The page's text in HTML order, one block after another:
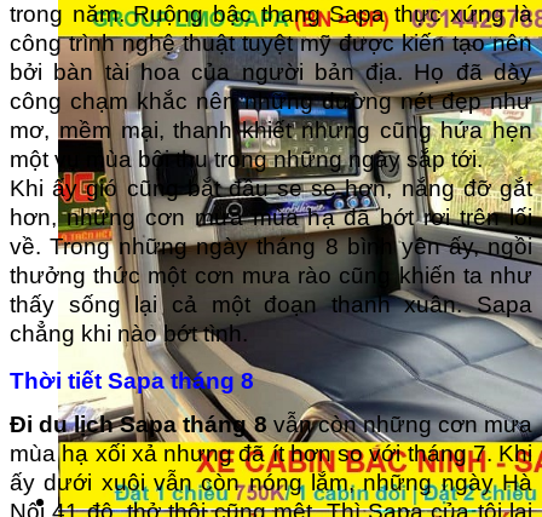
trong năm.Ruộng bậc thang Sapathực xứng là
công trình nghệ thuật tuyệt mỹ được kiến tạo nên
bởi bàn tài hoa của người bản địa. Họ đã dày
công chạm khắc nên những đường nét đẹp như
mơ, mềm mại, thanh khiết nhưng cũng hứa hẹn
một vụ mùa bội thu trong những ngày sắp tới.
Khi ấy gió cũng bắt đầu se se hơn, nắng đỡ gắt
hơn, những cơn mưa mùa hạ đã bớt rơi trên lối
về. Trong những ngày tháng 8 bình yên ấy, ngồi
thưởng thức một cơn mưa rào cũng khiến ta như
thấy sống lại cả một đoạn thanh xuân. Sapa
chẳng khi nào bớt tình.
Thời tiết Sapa tháng 8
Đi du lịch Sapa tháng 8vẫn còn những cơn mưa
mùa hạ xối xả nhưng đã ít hơn so với tháng 7. Khi
ấy dưới xuôi vẫn còn nóng lắm, những ngày Hà
Nội 41 độ, thở thôi cũng mệt. Thì Sapa của tôi lại